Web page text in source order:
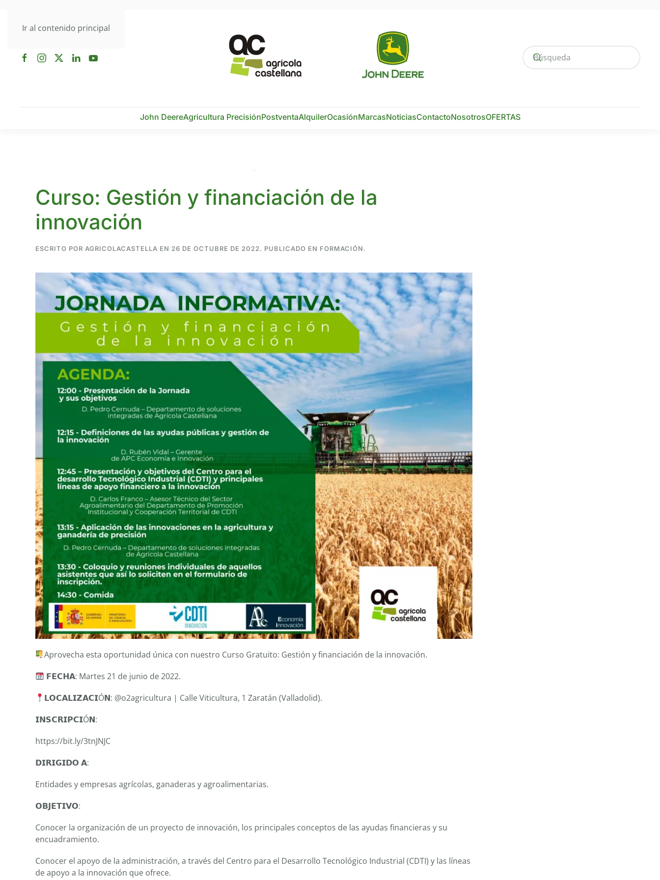
Ir al contenido principal
John DeereAgricultura PrecisiónPostventaAlquilerOcasiónMarcasNoticiasContactoNosotrosOFERTAS
Curso: Gestión y financiación de la
innovación
ESCRITO POR AGRICOLACASTELLA EN 26 DE OCTUBRE DE 2022. PUBLICADO EN FORMACIÓN.
Aprovecha esta oportunidad única con nuestro Curso Gratuito: Gestión y financiación de la innovación.
𝗙𝗘𝗖𝗛𝗔: Martes 21 de junio de 2022.
𝗟𝗢𝗖𝗔𝗟𝗜𝗭𝗔𝗖𝗜Ó𝗡: @o2agricultura | Calle Viticultura, 1 Zaratán (Valladolid).
𝗜𝗡𝗦𝗖𝗥𝗜𝗣𝗖𝗜Ó𝗡:
https://bit.ly/3tnJNJC
𝗗𝗜𝗥𝗜𝗚𝗜𝗗𝗢 𝗔:
Entidades y empresas agrícolas, ganaderas y agroalimentarias.
𝗢𝗕𝗝𝗘𝗧𝗜𝗩𝗢:
Conocer la organización de un proyecto de innovación, los principales conceptos de las ayudas financieras y su
encuadramiento.
Conocer el apoyo de la administración, a través del Centro para el Desarrollo Tecnológico Industrial (CDTI) y las líneas
de apoyo a la innovación que ofrece.